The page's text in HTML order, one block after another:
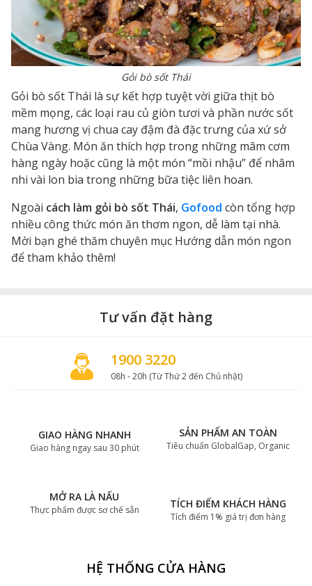
Gỏi bò sốt Thái
Gỏi bò sốt Thái là sự kết hợp tuyệt vời giữa thịt bò
mềm mọng, các loại rau củ giòn tươi và phần nước sốt
mang hương vị chua cay đậm đà đặc trưng của xứ sở
Chùa Vàng. Món ăn thích hợp trong những mâm cơm
hàng ngày hoặc cũng là một món “mồi nhậu” để nhâm
nhi vài lon bia trong những bữa tiệc liên hoan.
Ngoài cách làm gỏi bò sốt Thái, Gofood còn tổng hợp
nhiều công thức món ăn thơm ngon, dễ làm tại nhà.
Mời bạn ghé thăm chuyên mục Hướng dẫn món ngon
để tham khảo thêm!
Tư vấn đặt hàng
1900 3220
08h - 20h (Từ Thứ 2 đến Chủ nhật)
GIAO HÀNG NHANH
Giao hàng ngay sau 30 phút
SẢN PHẨM AN TOÀN
Tiêu chuẩn GlobalGap, Organic
MỞ RA LÀ NẤU
Thực phẩm được sơ chế sẵn TÍCH ĐIỂM KHÁCH HÀNG
Tích điểm 1% giá trị đơn hàng
HỆ THỐNG CỬA HÀNG